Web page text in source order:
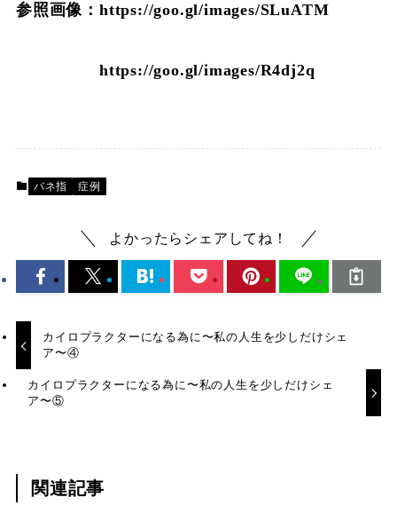
参照画像：https://goo.gl/images/SLuATM
https://goo.gl/images/R4dj2q
バネ指 症例
よかったらシェアしてね！
カイロプラクターになる為に〜私の人生を少しだけシェ
ア〜④
カイロプラクターになる為に〜私の人生を少しだけシェ
ア〜⑤
関連記事